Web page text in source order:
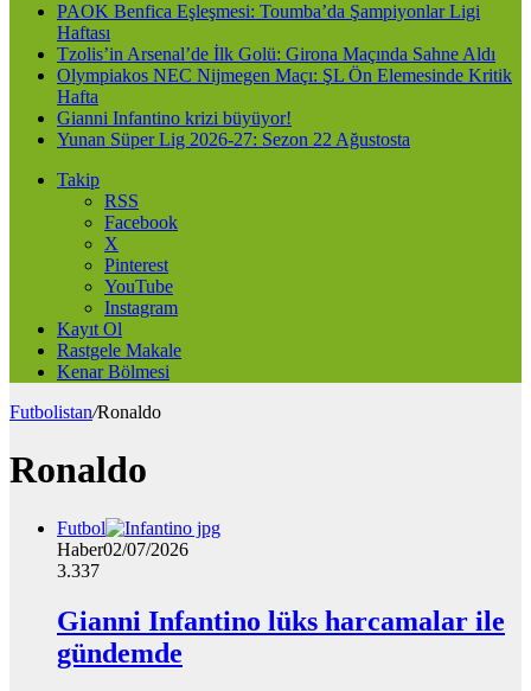
PAOK Benfica Eşleşmesi: Toumba’da Şampiyonlar Ligi
Haftası
Tzolis’in Arsenal’de İlk Golü: Girona Maçında Sahne Aldı
Olympiakos NEC Nijmegen Maçı: ŞL Ön Elemesinde Kritik
Hafta
Gianni Infantino krizi büyüyor!
Yunan Süper Lig 2026-27: Sezon 22 Ağustosta
Takip
RSS
Facebook
X
Pinterest
YouTube
Instagram
Kayıt Ol
Rastgele Makale
Kenar Bölmesi
Futbolistan/Ronaldo
Ronaldo
Futbol
Haber02/07/2026
3.337
Gianni Infantino lüks harcamalar ile
gündemde